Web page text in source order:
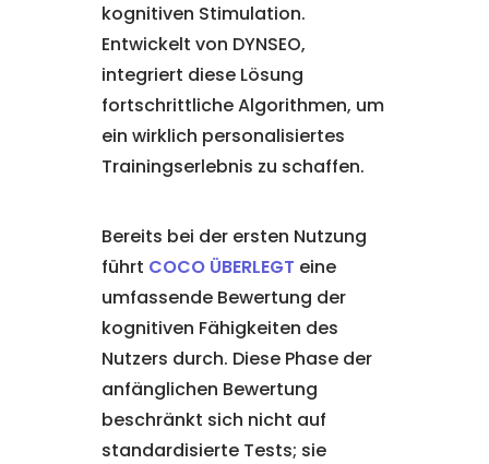
kognitiven Stimulation.
Entwickelt von DYNSEO,
integriert diese Lösung
fortschrittliche Algorithmen, um
ein wirklich personalisiertes
Trainingserlebnis zu schaffen.
Bereits bei der ersten Nutzung
führt COCO ÜBERLEGT eine
umfassende Bewertung der
kognitiven Fähigkeiten des
Nutzers durch. Diese Phase der
anfänglichen Bewertung
beschränkt sich nicht auf
standardisierte Tests; sie